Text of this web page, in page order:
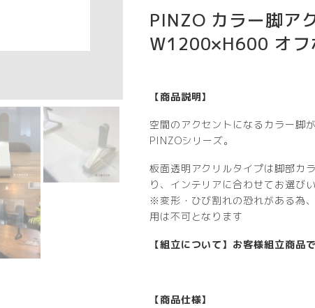
PINZO カラー脚ア
W1200×H600 オフ
【商品説明】
空間のアクセントになるカラー脚
PINZOシリーズ。
板面透明アクリルタイプは脚部カ
り、インテリアに合わせてお選び
※変形・ひび割れの恐れがある為
用は不可となります
【組立について】お客様組立商品
【商品仕様】